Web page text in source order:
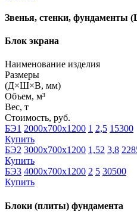
Звенья, стенки, фундаменты
Блок экрана
Наименование изделия
Размеры
(Д×Ш×В, мм)
Объем, м³
Вес, т
Стоимость, руб.
БЭ1 2000х700х1200 1 2,5 15300
Купить
БЭ2 3000х700х1200 1,52 3,8
Купить
БЭ3 4000х700х1200 2 5 30500
Купить
Блоки (плиты) фундамента